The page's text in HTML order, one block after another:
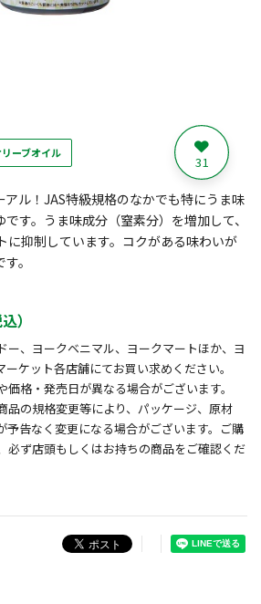
ーブオイル 31
ル！JAS特級規格のなかでも特にうま味
す。うま味成分（窒素分）を増加して、
に抑制しています。コクがある味わいが
。
）
、ヨークベニマル、ヨークマートほか、ヨ
ケット各店舗にてお買い求めください。
格・発売日が異なる場合がございます。
の規格変更等により、パッケージ、原材
予告なく変更になる場合がございます。ご購
必ず店頭もしくはお持ちの商品をご確認くだ